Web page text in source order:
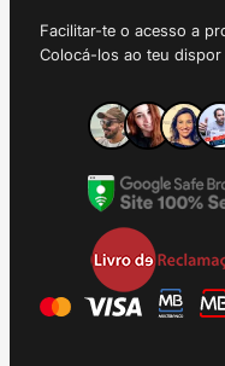
Facilitar-te o acesso a
Colocá-los ao teu